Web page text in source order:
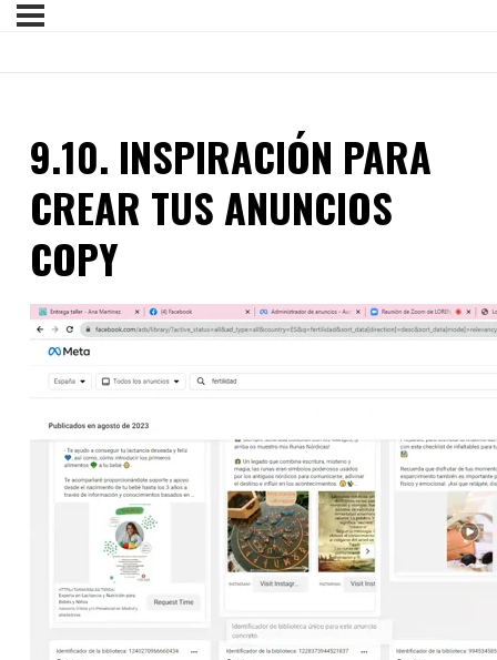
9.10. INSPIRACIÓN PARA
CREAR TUS ANUNCIOS
COPY